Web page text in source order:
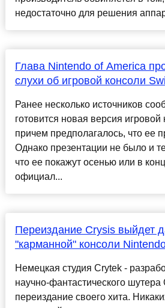
недостаточно для решения
Глава Nintendo of America
слухи об игровой консоли
Ранее несколько источников
готовится новая версия игровой
причем предполагалось, что ее
Однако презентации не было и
что ее покажут осенью или в
официал...
Переиздание Crysis выйдет
"карманной" консоли
Немецкая студия Crytek -
научно-фантастического шутера
переиздание своего хита.